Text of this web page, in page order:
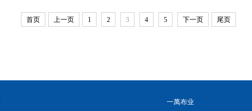
首页 上一页 1 2 3 4 5 下一页 尾页
一萬布业